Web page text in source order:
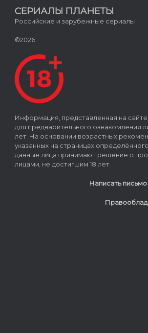
СЕРИАЛЫ ПЛАНЕТЫ
Российские и зарубежные сериалы
©2026
Информация, представленная на
для предварительного ознакомления
лет. На основании возрастных
указанных на страницах
данные лица принимают решение о
лицами, не достигшим 18 лет.
Написать